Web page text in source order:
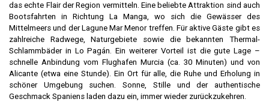
das echte Flair der Region vermitteln. Eine beliebte Attraktion sind auch
Bootsfahrten in Richtung La Manga, wo sich die Gewässer des
Mittelmeers und der Lagune Mar Menor treffen. Für aktive Gäste gibt es
zahlreiche Radwege, Naturgebiete sowie die bekannten Thermal-
Schlammbäder in Lo Pagán. Ein weiterer Vorteil ist die gute Lage –
schnelle Anbindung vom Flughafen Murcia (ca. 30 Minuten) und von
Alicante (etwa eine Stunde). Ein Ort für alle, die Ruhe und Erholung in
schöner Umgebung suchen. Sonne, Stille und der authentische
Geschmack Spaniens laden dazu ein, immer wieder zurückzukehren.